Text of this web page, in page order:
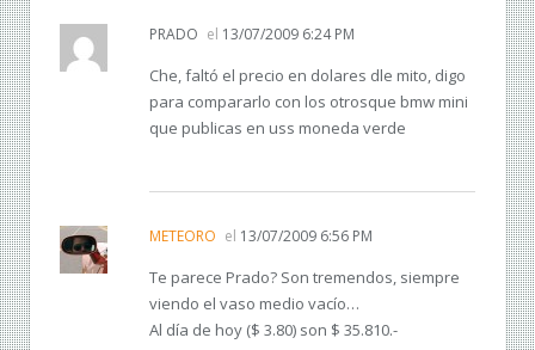
PRADO el 13/07/2009 6:24 PM
Che, faltó el precio en dolares dle mito, digo
para compararlo con los otrosque bmw mini
que publicas en uss moneda verde
METEORO el 13/07/2009 6:56 PM
Te parece Prado? Son tremendos, siempre
viendo el vaso medio vacío…
Al día de hoy ($ 3.80) son $ 35.810.-